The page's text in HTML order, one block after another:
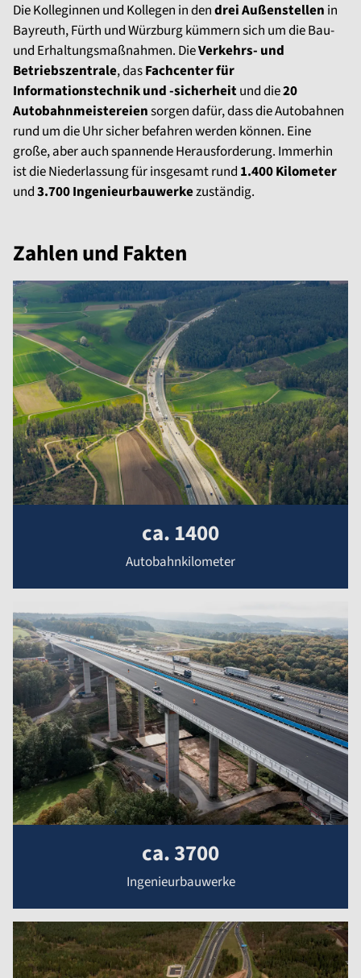
Die Kolleginnen und Kollegen in dendrei Außenstellen in
Bayreuth, Fürth und Würzburg kümmern sich um die Bau-
und Erhaltungsmaßnahmen. DieVerkehrs- und
Betriebszentrale, dasFachcenter für
Informationstechnik und -sicherheitund die20
Autobahnmeistereiensorgen dafür, dass die Autobahnen
rund um die Uhr sicher befahren werden können. Eine
große, aber auch spannende Herausforderung. Immerhin
ist die Niederlassung für insgesamt rund 1.400 Kilometer
und3.700 Ingenieurbauwerkezuständig.
Zahlen und Fakten
Autobahnkilometer
ca. 1400
Ingenieurbauwerke
ca. 3700